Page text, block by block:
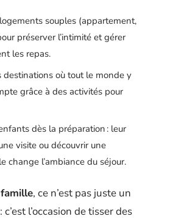
souples (appartement,
préserver l’intimité et gérer
les repas.
destinations où tout le monde y
grâce à des activités pour
dès la préparation : leur
visite ou découvrir une
change l’ambiance du séjour.
, ce n’est pas juste un
l’occasion de tisser des